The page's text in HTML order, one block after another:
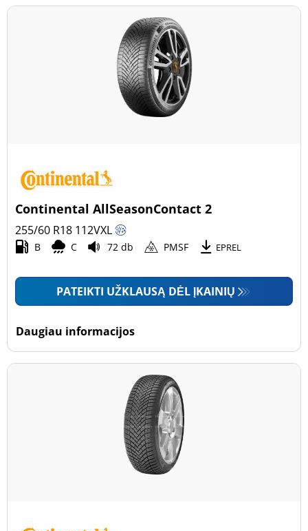
Continental AllSeasonContact 2
255/60 R18 112VXL
B C 72 db PMSF EPREL
PATEIKTI UŽKLAUSĄ DĖL ĮKAINIŲ
Daugiau informacijos